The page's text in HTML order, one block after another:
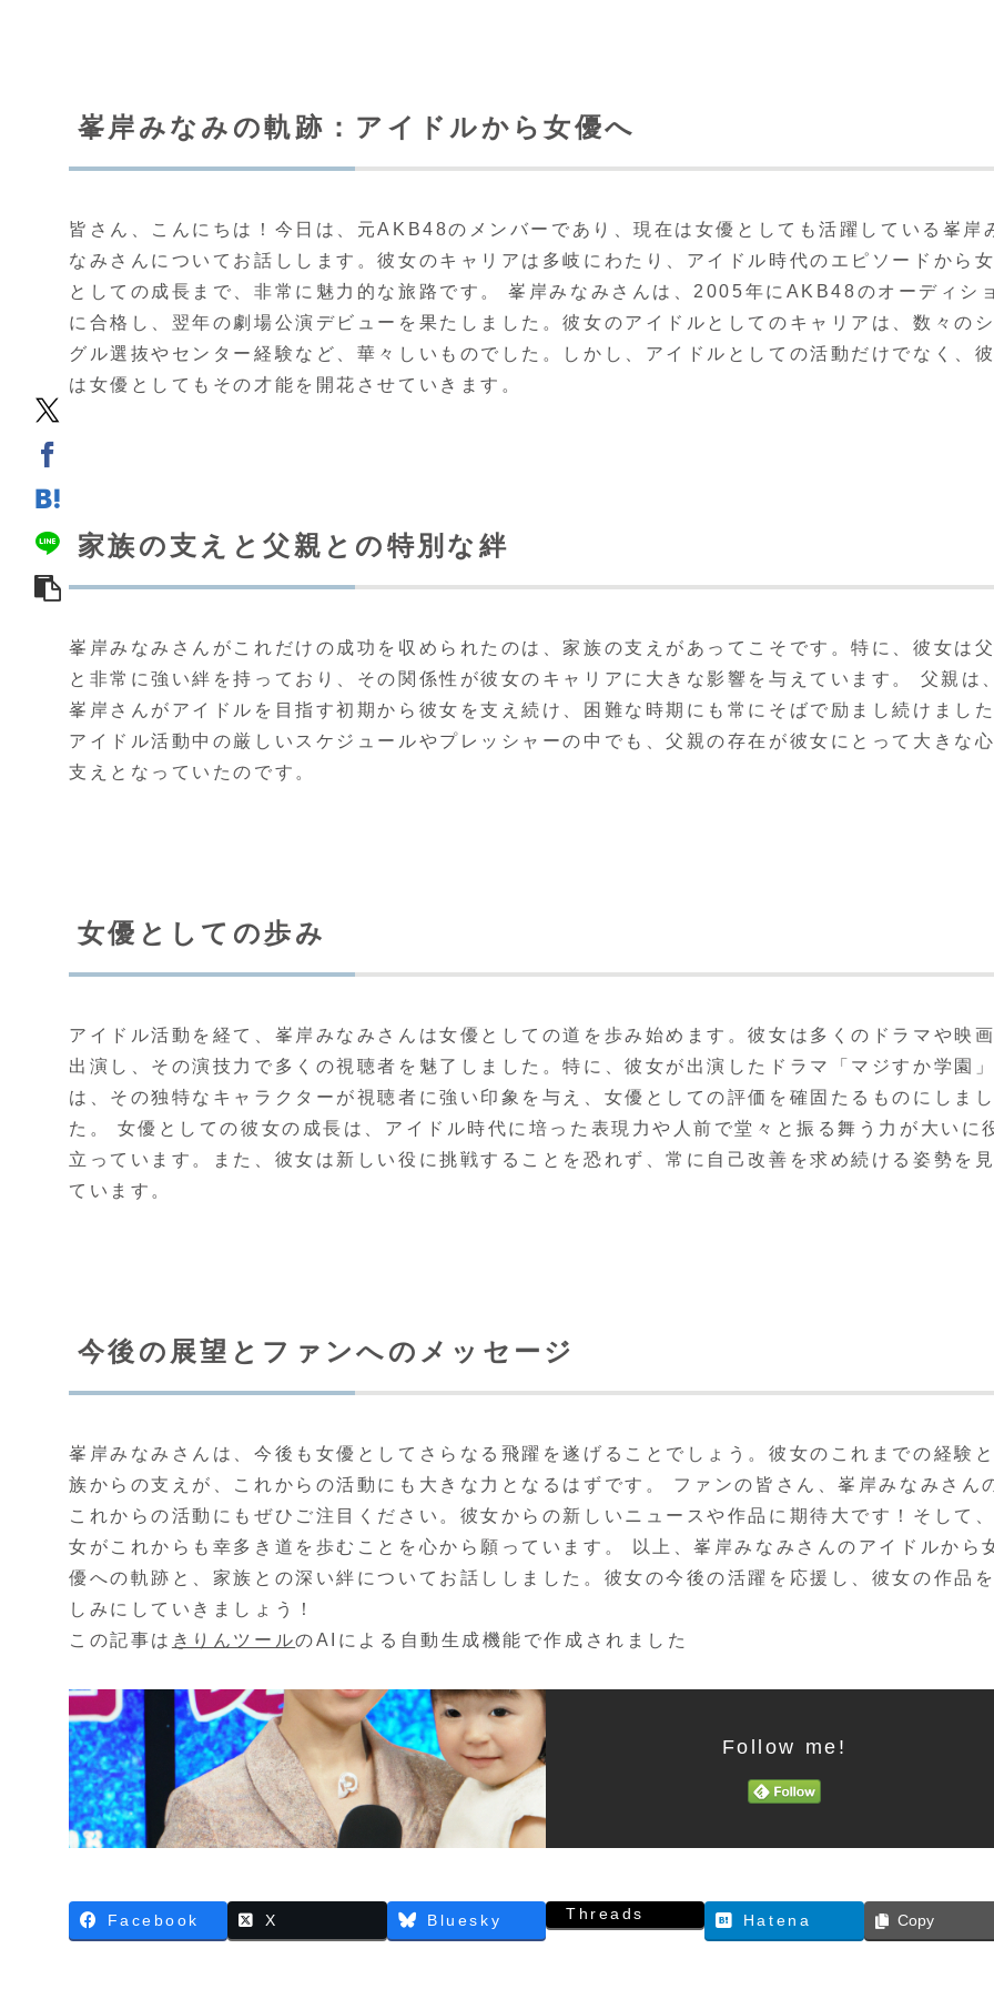
峯岸みなみの軌跡：アイドルから女優へ
皆さん、こんにちは！今日は、元AKB48のメンバーであり、現在は女優としても活躍している峯岸
なみさんについてお話しします。彼女のキャリアは多岐にわたり、アイドル時代のエピソードから
としての成長まで、非常に魅力的な旅路です。 峯岸みなみさんは、2005年にAKB48のオーディシ
に合格し、翌年の劇場公演デビューを果たしました。彼女のアイドルとしてのキャリアは、数々の
グル選抜やセンター経験など、華々しいものでした。しかし、アイドルとしての活動だけでなく、
は女優としてもその才能を開花させていきます。
家族の支えと父親との特別な絆
峯岸みなみさんがこれだけの成功を収められたのは、家族の支えがあってこそです。特に、彼女は
と非常に強い絆を持っており、その関係性が彼女のキャリアに大きな影響を与えています。 父親は、
峯岸さんがアイドルを目指す初期から彼女を支え続け、困難な時期にも常にそばで励まし続けました
アイドル活動中の厳しいスケジュールやプレッシャーの中でも、父親の存在が彼女にとって大きな
支えとなっていたのです。
女優としての歩み
アイドル活動を経て、峯岸みなみさんは女優としての道を歩み始めます。彼女は多くのドラマや映画
出演し、その演技力で多くの視聴者を魅了しました。特に、彼女が出演したドラマ「マジすか学園
は、その独特なキャラクターが視聴者に強い印象を与え、女優としての評価を確固たるものにしまし
た。 女優としての彼女の成長は、アイドル時代に培った表現力や人前で堂々と振る舞う力が大いに
立っています。また、彼女は新しい役に挑戦することを恐れず、常に自己改善を求め続ける姿勢を
ています。
今後の展望とファンへのメッセージ
峯岸みなみさんは、今後も女優としてさらなる飛躍を遂げることでしょう。彼女のこれまでの経験
族からの支えが、これからの活動にも大きな力となるはずです。 ファンの皆さん、峯岸みなみさん
これからの活動にもぜひご注目ください。彼女からの新しいニュースや作品に期待大です！そして
女がこれからも幸多き道を歩むことを心から願っています。 以上、峯岸みなみさんのアイドルから
優への軌跡と、家族との深い絆についてお話ししました。彼女の今後の活躍を応援し、彼女の作品
しみにしていきましょう！
この記事は きりんツールのAIによる自動生成機能で作成されました
Follow me!
Facebook X Bluesky Threads Hatena Copy